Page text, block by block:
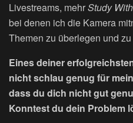
Livestreams, mehrStudy
bei denen ich die Kamera
Themen zu überlegen und
Eines deiner
nicht schlau genug für
dass du dich nicht gut
Konntest du dein Problem